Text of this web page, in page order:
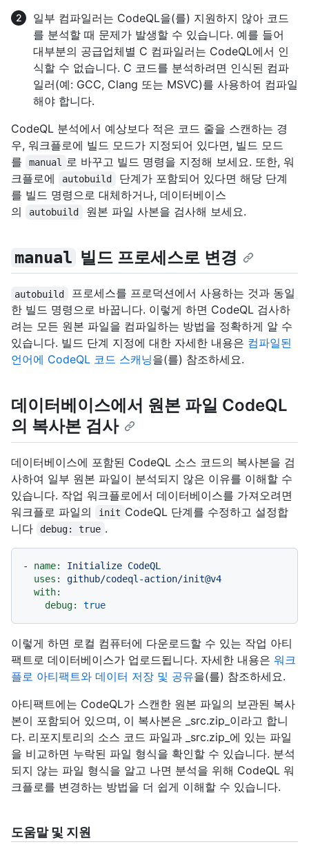
일부 컴파일러는 CodeQL을(를) 지원하지 않아 코드
를 분석할 때 문제가 발생할 수 있습니다. 예를 들어
대부분의 공급업체별 C 컴파일러는 CodeQL에서 인
식할 수 없습니다. C 코드를 분석하려면 인식된 컴파
일러(예: GCC, Clang 또는 MSVC)를 사용하여 컴파일
해야 합니다.
CodeQL 분석에서 예상보다 적은 코드 줄을 스캔하는 경
우, 워크플로에 빌드 모드가 지정되어 있다면, 빌드 모드
를
manual
로 바꾸고 빌드 명령을 지정해 보세요. 또한, 워
크플로에
autobuild
단계가 포함되어 있다면 해당 단계
를 빌드 명령으로 대체하거나, 데이터베이스
의
autobuild 원본 파일 사본을 검사해 보세요.
manual 빌드 프로세스로 변경
autobuild
프로세스를 프로덕션에서 사용하는 것과 동일
한 빌드 명령으로 바꿉니다. 이렇게 하면 CodeQL 검사하
려는 모든 원본 파일을 컴파일하는 방법을 정확하게 알 수
있습니다. 빌드 단계 지정에 대한 자세한 내용은 컴파일된
언어에 CodeQL 코드 스캐닝을(를) 참조하세요.
데이터베이스에서 원본 파일 CodeQL
의 복사본 검사
데이터베이스에 포함된 CodeQL 소스 코드의 복사본을 검
사하여 일부 원본 파일이 분석되지 않은 이유를 이해할 수
있습니다. 작업 워크플로에서 데이터베이스를 가져오려면
워크플로 파일의
init CodeQL 단계를 수정하고 설정합
니다
debug: true .
- name: Initialize CodeQL
uses:
github/codeql-action/init@v4
with:
debug:
true
이렇게 하면 로컬 컴퓨터에 다운로드할 수 있는 작업 아티
팩트로 데이터베이스가 업로드됩니다. 자세한 내용은 워크
플로 아티팩트와 데이터 저장 및 공유을(를) 참조하세요.
아티팩트에는 CodeQL가 스캔한 원본 파일의 보관된 복사
본이 포함되어 있으며, 이 복사본은 _src.zip_이라고 합니
다. 리포지토리의 소스 코드 파일과 _src.zip_에 있는 파일
을 비교하면 누락된 파일 형식을 확인할 수 있습니다. 분석
되지 않는 파일 형식을 알고 나면 분석을 위해 CodeQL 워
크플로를 변경하는 방법을 더 쉽게 이해할 수 있습니다.
도움말 및 지원